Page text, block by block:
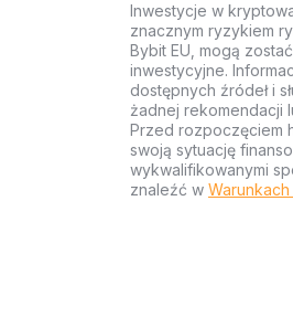
Inwestycje w
znacznym ryzykiem
Bybit EU, mogą
inwestycyjne.
dostępnych źródeł i
żadnej rekomendacji
Przed rozpoczęciem
swoją sytuację
wykwalifikowanymi
znaleźć w Warunkach